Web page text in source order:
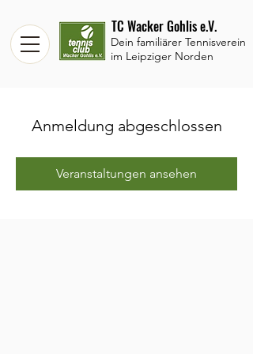
TC Wacker Gohlis e.V.
Dein familiärer Tennisverein
im Leipziger Norden
Anmeldung abgeschlossen
Veranstaltungen ansehen